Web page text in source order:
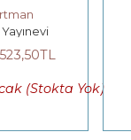
523,50TL
(Stokta Yok)